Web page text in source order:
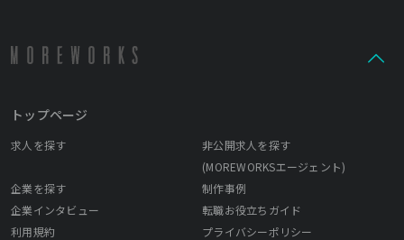
トップページ
求人を探す
非公開求人を探す
(MOREWORKSエージェント)
企業を探す
制作事例
企業インタビュー
転職お役立ちガイド
利用規約
プライバシーポリシー